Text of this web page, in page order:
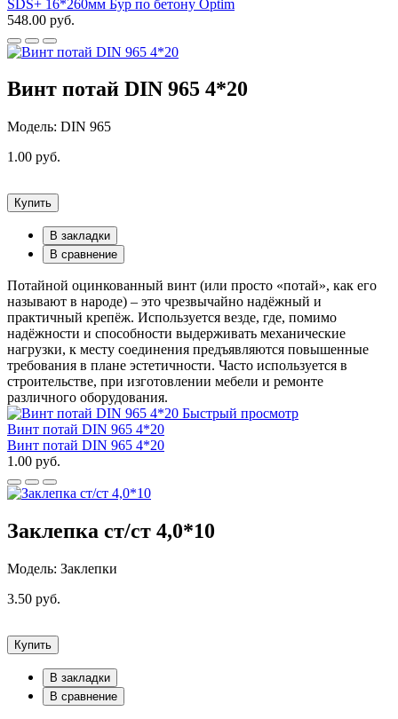
SDS+ 16*260мм Бур по бетону Optim
548.00 руб.
Винт потай DIN 965 4*20
Модель: DIN 965
1.00 руб.
Купить
В закладки
В сравнение
Потайной оцинкованный винт (или просто «потай», как его
называют в народе) – это чрезвычайно надёжный и
практичный крепёж. Используется везде, где, помимо
надёжности и способности выдерживать механические
нагрузки, к месту соединения предъявляются повышенные
требования в плане эстетичности. Часто используется в
строительстве, при изготовлении мебели и ремонте
различного оборудования.
Быстрый просмотр
Винт потай DIN 965 4*20
Винт потай DIN 965 4*20
1.00 руб.
Заклепка ст/ст 4,0*10
Модель: Заклепки
3.50 руб.
Купить
В закладки
В сравнение